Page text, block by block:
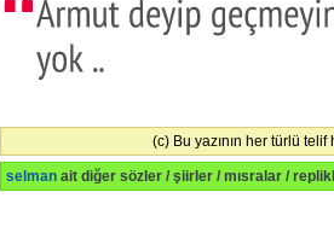
(c) Bu yazının her türlü
selman ait diğer sözler / şiirler / mısralar /